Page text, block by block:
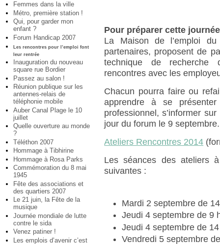
Femmes dans la ville
Métro, première station !
Qui, pour garder mon
enfant ?
Forum Handicap 2007
Les rencontres pour l’emploi font
leur rentrée
Inauguration du nouveau
square rue Bordier
Passez au salon !
Réunion publique sur les
antennes-relais de
téléphonie mobile
Auber Canal Plage le 10
juillet
Quelle ouverture au monde
?
Téléthon 2007
Hommage à Tibhirine
Hommage à Rosa Parks
Commémoration du 8 mai
1945
Fête des associations et
des quartiers 2007
Le 21 juin, la Fête de la
musique
Journée mondiale de lutte
contre le sida
Venez patiner !
Les emplois d’avenir c’est
Pour préparer cette journée
La Maison de l’emploi
partenaires, proposent de
technique de recherche
rencontres avec les
Chacun pourra faire ou
apprendre à se
professionnel, s’informer
jour du forum le 9 septembre.
Ateliers Rencontres 2014
Les séances des ateliers
suivantes :
Mardi 2 septembre de
Jeudi 4 septembre de 9
Jeudi 4 septembre de
Vendredi 5 septembre